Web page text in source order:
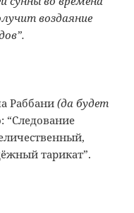
воздаяние
Раббани(да будет
“Следование
тарикат”.